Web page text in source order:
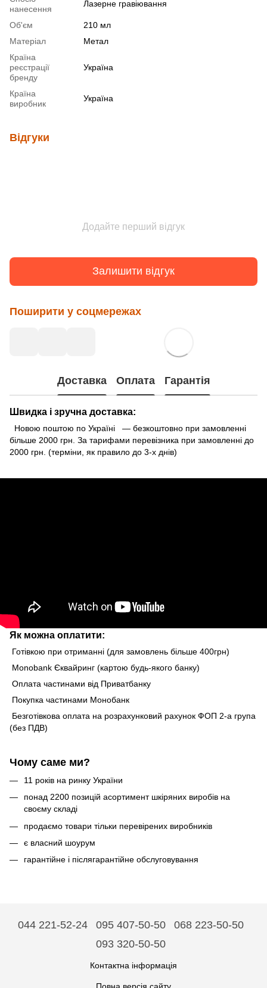
нанесення
Лазерне гравіювання
Об'єм
210 мл
Матеріал
Метал
Країна
реєстрації
бренду
Україна
Країна
виробник
Україна
Відгуки
Додайте перший відгук
Залишити відгук
Поширити у соцмережах
Доставка Оплата Гарантія
Швидка і зручна доставка:
Новою поштою по Україні — безкоштовно при замовленні
більше 2000 грн. За тарифами перевізника при замовленні до
2000 грн. (терміни, як правило до 3-х днів)
Як можна оплатити:
Готівкою при отриманні (для замовлень більше 400грн)
Monobank Єквайринг (картою будь-якого банку)
Оплата частинами від Приватбанку
Покупка частинами Монобанк
Безготівкова оплата на розрахунковий рахунок ФОП 2-а група
(без ПДВ)
Чому саме ми?
11 років на ринку України
понад 2200 позицій асортимент шкіряних виробів на
своєму складі
продаємо товари тільки перевірених виробників
є власний шоурум
гарантійне і післягарантійне обслуговування
044 221-52-24 095 407-50-50
068 223-50-50
093 320-50-50
Контактна інформація